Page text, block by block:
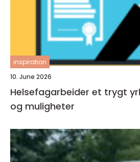
inspiration
10. June 2026
Helsefagarbeider et trygt yrke med mening
og muligheter